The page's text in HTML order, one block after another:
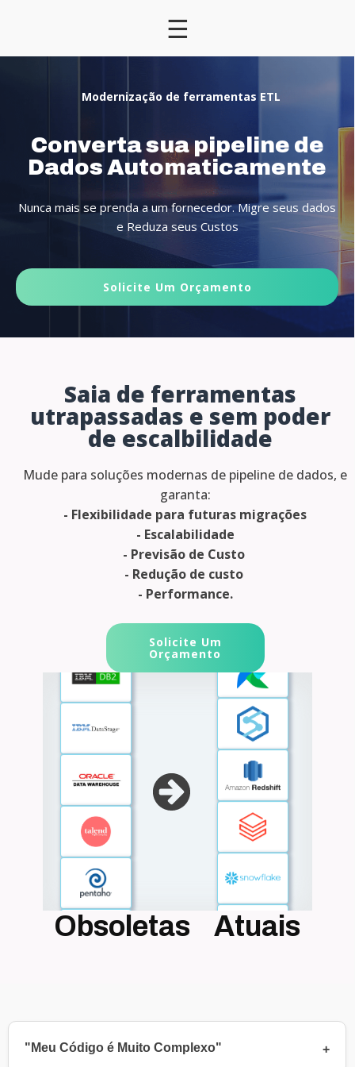
☰
Modernização de ferramentas ETL
Converta sua pipeline de
Dados Automaticamente
Nunca mais se prenda a um fornecedor. Migre seus dados
e Reduza seus Custos
Solicite Um Orçamento
Saia de ferramentas
utrapassadas e sem poder
de escalbilidade
Mude para soluções modernas de pipeline de dados, e
garanta:
- Flexibilidade para futuras migrações
- Escalabilidade
- Previsão de Custo
- Redução de custo
- Performance.
Solicite Um
Orçamento
Obsoletas Atuais
"Meu Código é Muito Complexo" +